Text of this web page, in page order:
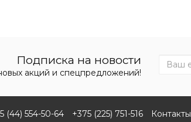
Подписка на новости
акций и спецпредложений!
(44) 554-50-64 +375 (225) 751-516 Контакты